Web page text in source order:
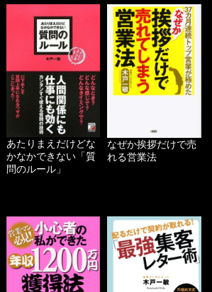
あたりまえだけどな
かなかできない「質
問のルール」
なぜか挨拶だけで売
れる営業法